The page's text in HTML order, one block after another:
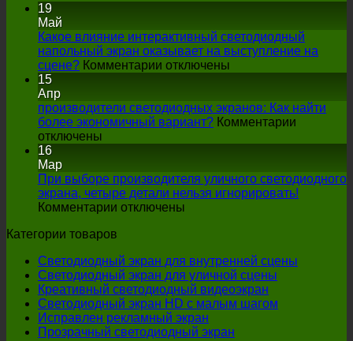
19
Май
Какое влияние интерактивный светодиодный
напольный экран оказывает на выступление на
сцене? Комментарии отключены
интерактивный
светодиодный
на
выступление
15
Апр
производители светодиодных экранов: Как найти
более экономичный вариант? Комментарии
отключены
экранов:
Как
найти
экономичный
16
Мар
При выборе производителя уличного светодиодного
экрана, четыре детали нельзя игнорировать!
Комментарии отключены
уличного
светодиодного
экрана,
четыре
детали
нельзя
Категории товаров
Светодиодный экран для внутренней сцены
Светодиодный экран для уличной сцены
Креативный светодиодный видеоэкран
Светодиодный экран HD с малым шагом
Исправлен рекламный экран
Прозрачный светодиодный экран